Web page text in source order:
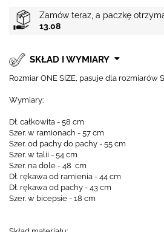
Zamów teraz, a paczkę
13.08
SKŁAD I WYMIARY
Rozmiar ONE SIZE, pasuje dla rozmiarów
Wymiary:
Dł. całkowita - 58 cm
Szer. w ramionach - 57 cm
Szer. od pachy do pachy - 55 cm
Szer. w talii - 54 cm
Szer. na dole - 48 cm
Dł. rękawa od ramienia - 44 cm
Dł. rękawa od pachy - 43 cm
Szer. w bicepsie - 18 cm